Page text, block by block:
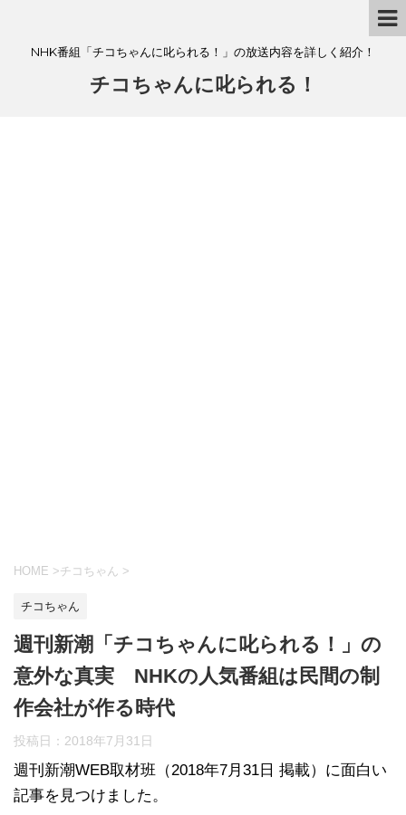
NHK番組「チコちゃんに叱られる！」の放送内容を詳しく紹介！
チコちゃんに叱られる！
HOME >チコちゃん >
チコちゃん
週刊新潮「チコちゃんに叱られる！」の
意外な真実 NHKの人気番組は民間の制
作会社が作る時代
投稿日： 2018年7月31日
週刊新潮WEB取材班（2018年7月31日 掲載）に面白い
記事を見つけました。